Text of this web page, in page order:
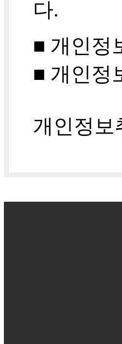
다.
■ 개인정
■ 개인정
개인정보